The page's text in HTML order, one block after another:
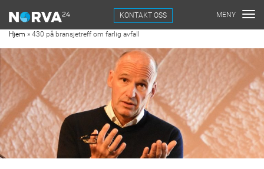
KONTAKT OSS
Hjem » 430 på bransjetreff om farlig avfall